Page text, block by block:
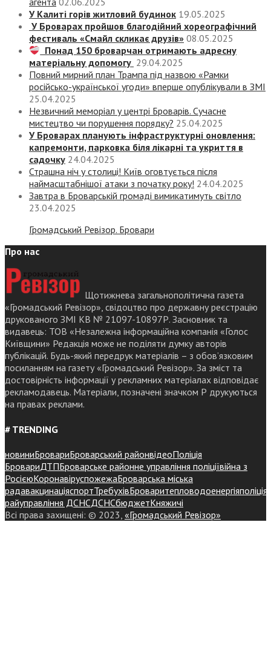
У Калиті горів житловий будинок 19.05.2025
У Броварах пройшов благодійний хореографічний
фестиваль «Смайл скликає друзів» 08.05.2025
Понад 150 броварчан отримають адресну
матеріальну допомогу 29.04.2025
Повний мирний план Трампа під назвою «‎Рамки
російсько-української угоди» вперше опублікували в ЗМІ
25.04.2025
Незвичний меморіал у центрі Броварів. Сучасне
мистецтво чи порушення порядку? 25.04.2025
У Броварах планують інфраструктурні оновлення:
капремонти, парковка біля лікарні та укриття в
садочку 24.04.2025
Страшна ніч у столиці! Київ оговтується після
наймасштабнішої атаки з початку року! 24.04.2025
Завтра в Броварській громаді вимикатимуть світло
23.04.2025
Громадський Ревізор. Бровари
Про нас
Щотижнева загальнополітична газета
«Громадський Ревізор», свідоцтво про державну реєстрацію
друкованого ЗМІ КВ № 21097-10897Р. Засновник та
видавець: ТОВ «Незалежна інформаційна компанія «Голос
Київщини» Редакція може не поділяти думку авторів
публікацій. Будь-який передрук матеріалів – з обов’язковим
посиланням на газету «Громадський Ревізор». За зміст та
достовірність інформації у рекламних матеріалах відповідає
рекламодавець. Матеріали, позначені значком Р друкуються
на правах реклами.
# TRENDING
новиниБровариБроварський районвідеоПоліція
БровариДТПБроварське районне управління поліціївійна з
РосієюКоронавіруспожежаБроварська міська
радавакцинаціяспортТребухівБроваритепловодоенергіяполіція
райуправління ДСНСДСНСбюджетКняжичі
Всі права захищені: © 2023, «Громадський Ревізор»